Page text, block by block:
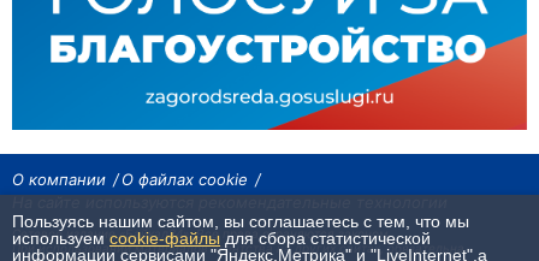
О компании
О файлах cookie
Сетевое издание «Байкал24». Все права охраняются законом.
При использовании материалов агентства на других сайтах, обязательна
Пользуясь нашим сайтом, вы соглашаетесь с тем, что мы
используем cookie-файлы для сбора статистической
информации сервисами "Яндекс.Метрика" и "LiveInternet",а